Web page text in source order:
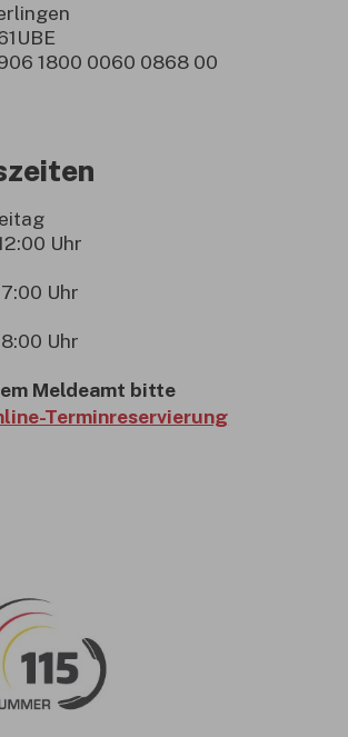
1800 0060 0868 00
Uhr
Uhr
Uhr
Meldeamt bitte
Terminreservierung